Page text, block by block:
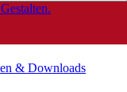
& Downloads